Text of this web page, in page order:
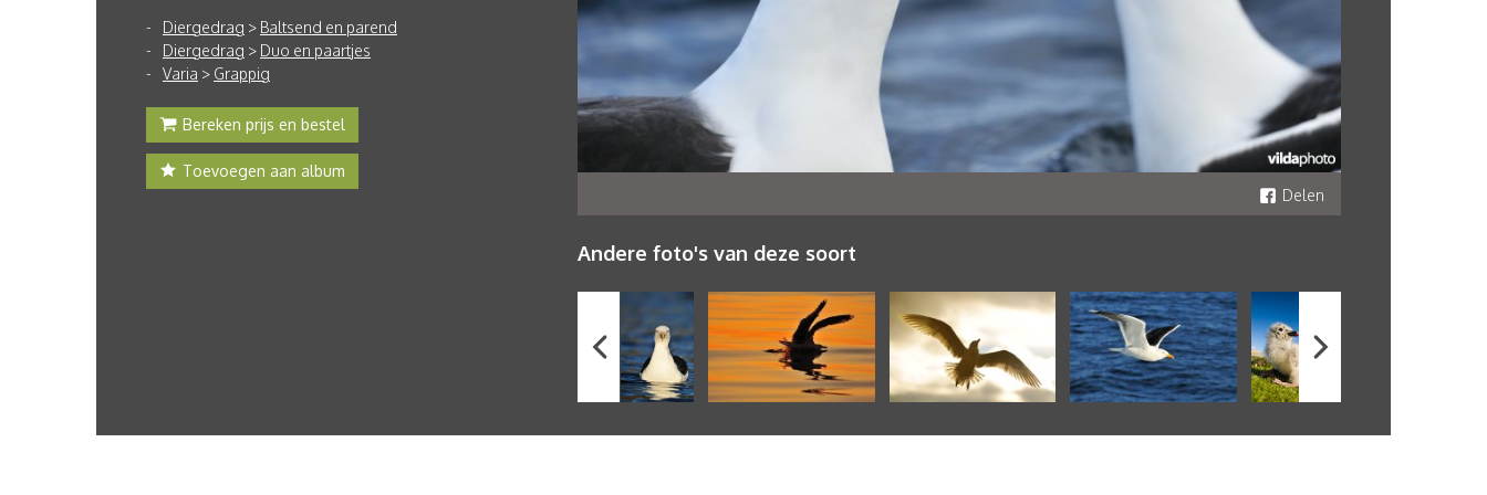
Diergedrag > Baltsend en parend
Diergedrag > Duo en paartjes
Varia > Grappig
Bereken prijs en bestel
Toevoegen aan album
Delen
Andere foto's van deze soort